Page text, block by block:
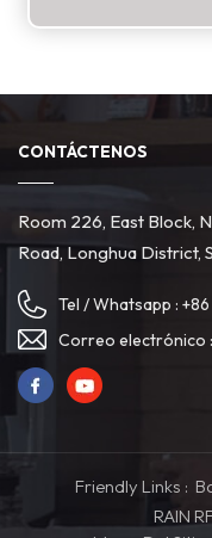
CONTÁCTENOS
Room 226, East Block,
Road, Longhua District,
Tel / Whatsapp :
Correo electrónico :
Friendly Links :
RAIN